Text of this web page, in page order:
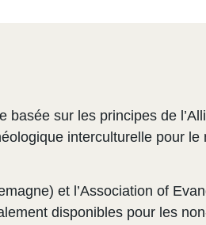
sur les principes de
interculturelle pour
et l’Association of
disponibles pour les